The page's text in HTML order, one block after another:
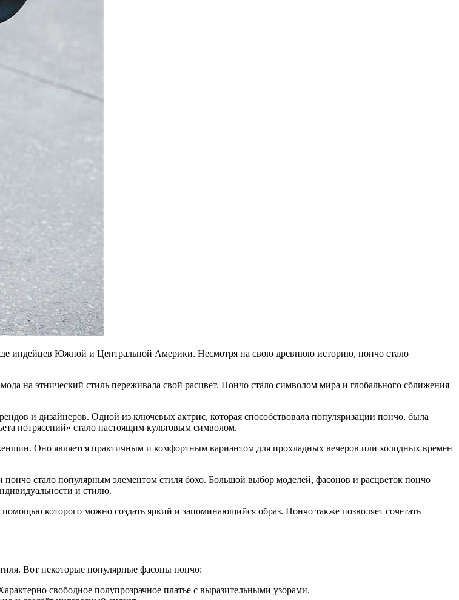
индейцев Южной и Центральной Америки. Несмотря на свою древнюю историю, пончо стало
на этнический стиль переживала свой расцвет. Пончо стало символом мира и глобального сближения
и дизайнеров. Одной из ключевых актрис, которая способствовала популяризации пончо, была
потрясений» стало настоящим культовым символом.
Оно является практичным и комфортным вариантом для прохладных вечеров или холодных времен
стало популярным элементом стиля бохо. Большой выбор моделей, фасонов и расцветок пончо
и стилю.
которого можно создать яркий и запоминающийся образ. Пончо также позволяет сочетать
Вот некоторые популярные фасоны пончо:
свободное полупрозрачное платье с выразительными узорами.